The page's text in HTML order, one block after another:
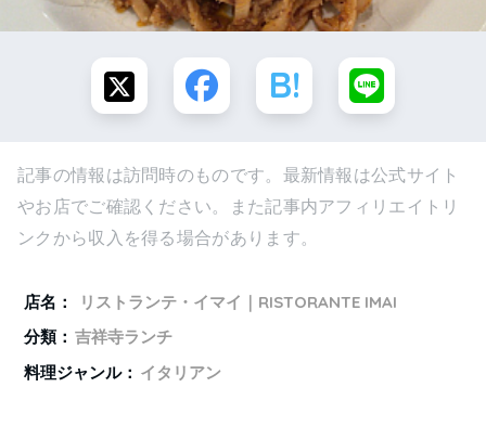
記事の情報は訪問時のものです。最新情報は公式サイト
やお店でご確認ください。また記事内アフィリエイトリ
ンクから収入を得る場合があります。
店名：
リストランテ・イマイ｜RISTORANTE IMAI
分類： 吉祥寺ランチ
料理ジャンル： イタリアン